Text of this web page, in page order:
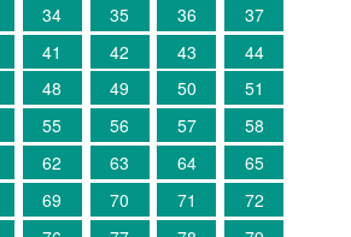
34 35 36
37
41 42 43
44
48 49 50
51
55 56 57
58
62 63 64
65
69 70 71
72